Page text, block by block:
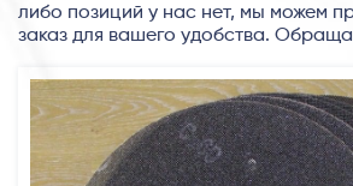
либо позиций у нас нет, мы можем
заказ для вашего удобства.